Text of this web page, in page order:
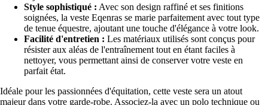
Style sophistiqué : Avec son design raffiné et ses finitions
soignées, la veste Eqenras se marie parfaitement avec tout type
de tenue équestre, ajoutant une touche d'élégance à votre look.
Facilité d'entretien : Les matériaux utilisés sont conçus pour
résister aux aléas de l'entraînement tout en étant faciles à
nettoyer, vous permettant ainsi de conserver votre veste en
parfait état.
Idéale pour les passionnées d'équitation, cette veste sera un atout
majeur dans votre garde-robe. Associez-la avec un polo technique ou